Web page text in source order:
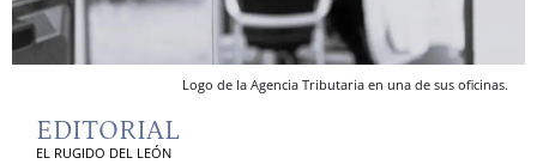
Logo de la Agencia Tributaria en una de sus oficinas.
EDITORIAL
EL RUGIDO DEL LEÓN